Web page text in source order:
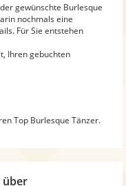
gewünschte Burlesque
nochmals eine
Für Sie entstehen
Ihren gebuchten
Top Burlesque Tänzer.
über